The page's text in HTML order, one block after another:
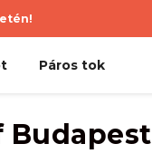
Páros tok
Budapest